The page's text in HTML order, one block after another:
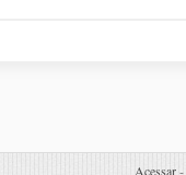
Acessar-